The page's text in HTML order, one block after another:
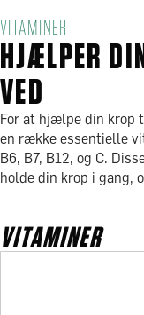
VITAMINER
HJÆLPER
VED
For at hjælpe din krop
en række essentielle
B6, B7, B12, og C.
holde din krop i gang,
VITAMINER